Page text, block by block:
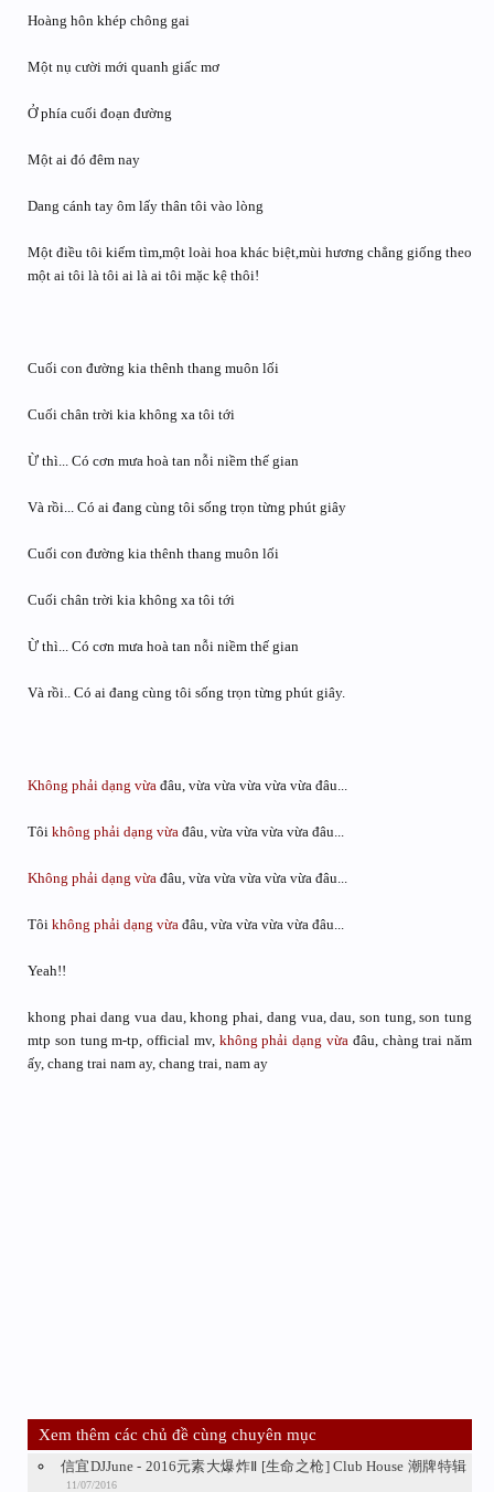
Hoàng hôn khép chông gai
Một nụ cười mới quanh giấc mơ
Ở phía cuối đoạn đường
Một ai đó đêm nay
Dang cánh tay ôm lấy thân tôi vào lòng
Một điều tôi kiếm tìm,một loài hoa khác biệt,mùi hương chẳng giống theo
một ai tôi là tôi ai là ai tôi mặc kệ thôi!
Cuối con đường kia thênh thang muôn lối
Cuối chân trời kia không xa tôi tới
Ừ thì... Có cơn mưa hoà tan nỗi niềm thế gian
Và rồi... Có ai đang cùng tôi sống trọn từng phút giây
Cuối con đường kia thênh thang muôn lối
Cuối chân trời kia không xa tôi tới
Ừ thì... Có cơn mưa hoà tan nỗi niềm thế gian
Và rồi.. Có ai đang cùng tôi sống trọn từng phút giây.
Không phải dạng vừa đâu, vừa vừa vừa vừa vừa đâu...
Tôi không phải dạng vừa đâu, vừa vừa vừa vừa đâu...
Không phải dạng vừa đâu, vừa vừa vừa vừa vừa đâu...
Tôi không phải dạng vừa đâu, vừa vừa vừa vừa đâu...
Yeah!!
khong phai dang vua dau, khong phai, dang vua, dau, son tung, son tung
mtp son tung m-tp, official mv, không phải dạng vừa đâu, chàng trai năm
ấy, chang trai nam ay, chang trai, nam ay
Xem thêm các chủ đề cùng chuyên mục
信宜DJJune - 2016元素大爆炸Ⅱ [生命之枪] Club House 潮牌特辑
11/07/2016